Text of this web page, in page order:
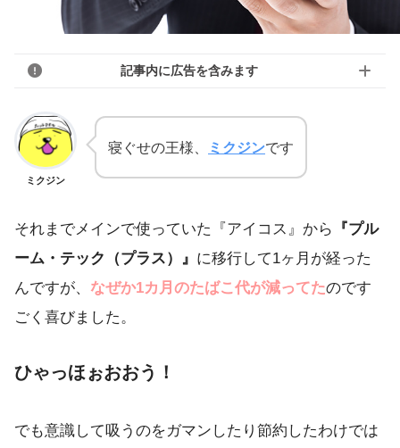
記事内に広告を含みます
ミクジン
寝ぐせの王様、 ミクジンです
それまでメインで使っていた『アイコス』から 『プル
ーム・テック（プラス）』 に移行して1ヶ月が経った
んですが、 なぜか1カ月のたばこ代が減ってたのです
ごく喜びました。
ひゃっほぉおおう！
でも意識して吸うのをガマンしたり節約したわけでは